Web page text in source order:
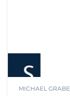
MICHAEL